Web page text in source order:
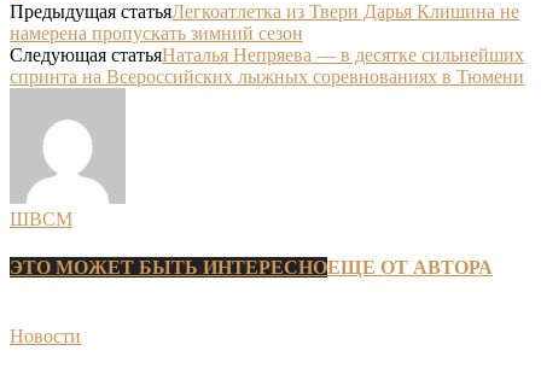
Предыдущая статьяЛегкоатлетка из Твери Дарья Клишина не
намерена пропускать зимний сезон
Следующая статьяНаталья Непряева — в десятке сильнейших
спринта на Всероссийских лыжных соревнованиях в Тюмени
ШВСМ
ЭТО МОЖЕТ БЫТЬ ИНТЕРЕСНОЕЩЕ ОТ АВТОРА
Новости